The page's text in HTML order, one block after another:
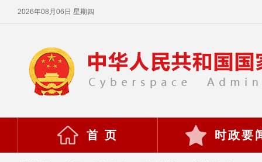
2026年08月06日 星期四
首 页 时政要